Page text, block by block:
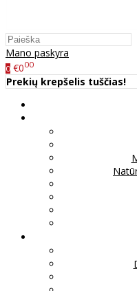
Mano paskyra
0 €000
Prekių krepšelis tuščias!